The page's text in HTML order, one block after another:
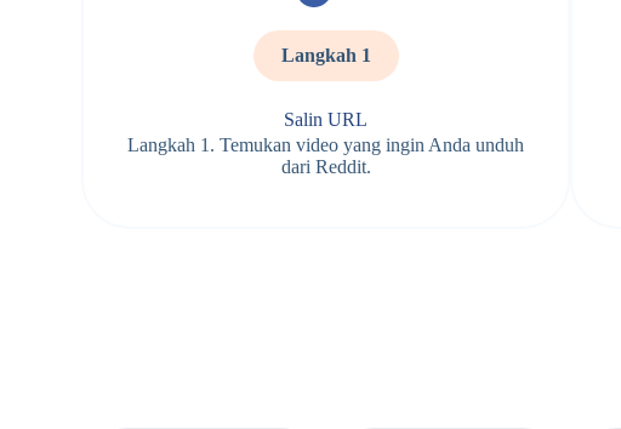
Langkah 1
Salin URL
Langkah 1. Temukan video yang ingin Anda unduh
dari Reddit.